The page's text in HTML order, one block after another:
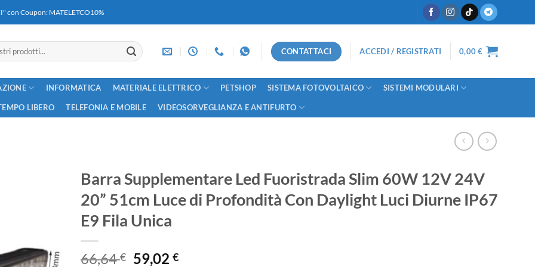
con Coupon: MATELETCO10%
CONTATTACI ACCEDI / REGISTRATI 0,00€
INFORMATICA MATERIALE ELETTRICO PETSHOP SISTEMA FOTOVOLTAICO SISTEMI MODULARI
LIBERO TELEFONIA E MOBILE VIDEOSORVEGLIANZA E ANTIFURTO
Barra Supplementare Led Fuoristrada Slim 60W 12V 24V
20” 51cm Luce di Profondità Con Daylight Luci Diurne IP67
E9 Fila Unica
66,64€ Il
59,02€Il